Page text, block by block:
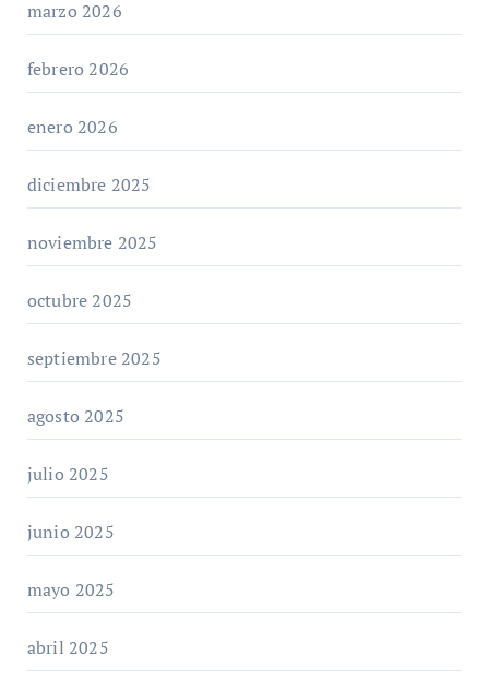
marzo 2026
febrero 2026
enero 2026
diciembre 2025
noviembre 2025
octubre 2025
septiembre 2025
agosto 2025
julio 2025
junio 2025
mayo 2025
abril 2025